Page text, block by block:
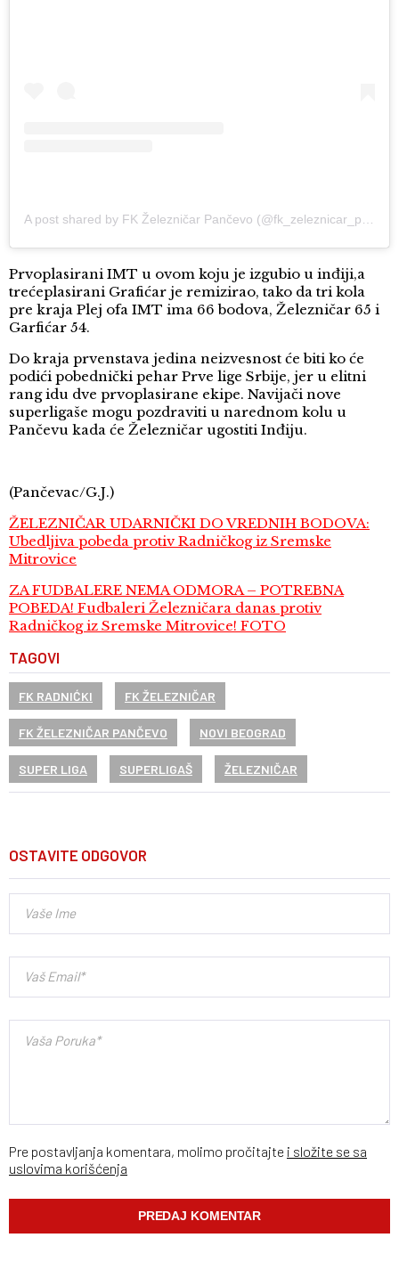
Prvoplasirani IMT u ovom koju je izgubio u inđiji,a
trećeplasirani Grafićar je remizirao, tako da tri kola
pre kraja Plej ofa IMT ima 66 bodova, Železničar 65 i
Garfićar 54.
Do kraja prvenstava jedina neizvesnost će biti ko će
podići pobednički pehar Prve lige Srbije, jer u elitni
rang idu dve prvoplasirane ekipe. Navijači nove
superligaše mogu pozdraviti u narednom kolu u
Pančevu kada će Železničar ugostiti Inđiju.
(Pančevac/G.J.)
ŽELEZNIČAR UDARNIČKI DO VREDNIH BODOVA:
Ubedljiva pobeda protiv Radničkog iz Sremske
Mitrovice
ZA FUDBALERE NEMA ODMORA – POTREBNA
POBEDA! Fudbaleri Železničara danas protiv
Radničkog iz Sremske Mitrovice! FOTO
TAGOVI
FK RADNIĆKI FK ŽELEZNIČAR
FK ŽELEZNIČAR PANČEVO NOVI BEOGRAD
SUPER LIGA SUPERLIGAŠ ŽELEZNIČAR
OSTAVITE ODGOVOR
Pre postavljanja komentara, molimo pročitajte i složite se sa
uslovima korišćenja